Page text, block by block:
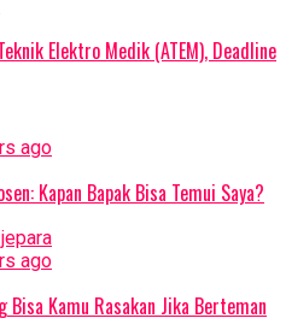
Elektro Medik (ATEM), Deadline
ago
Kapan Bapak Bisa Temui Saya?
ago
Bisa Kamu Rasakan Jika Berteman